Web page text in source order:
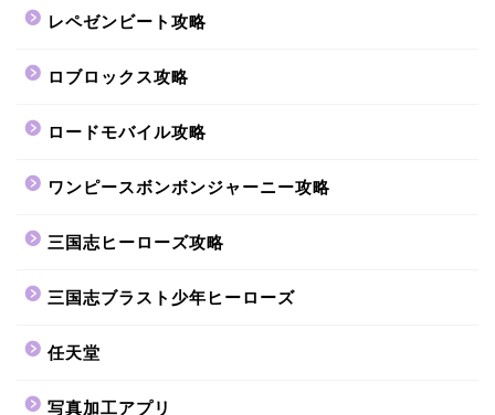
レペゼンビート攻略
ロブロックス攻略
ロードモバイル攻略
ワンピースボンボンジャーニー攻略
三国志ヒーローズ攻略
三国志ブラスト少年ヒーローズ
任天堂
写真加工アプリ